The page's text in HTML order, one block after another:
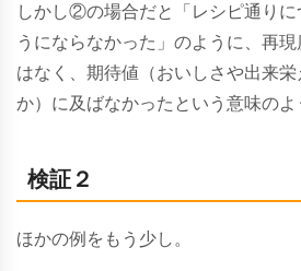
しかし②の場合だと「レシピ通りに
うにならなかった」のように、再
はなく、 期待値 （おいしさや出来
か）に及ばなかったという意味のよ
検証２
ほかの例をもう少し。